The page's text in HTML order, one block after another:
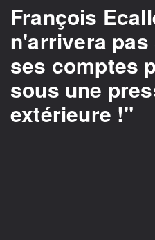
François
n'arrivera
ses comptes
sous une
extérieure !"